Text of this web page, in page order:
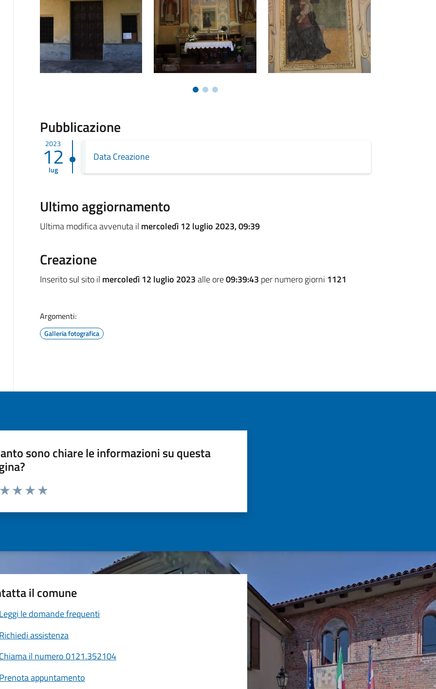
Pubblicazione
2023
12
lug
Data Creazione
Ultimo aggiornamento
Ultima modifica avvenuta il mercoledì 12 luglio 2023, 09:39
Creazione
Inserito sul sito il mercoledì 12 luglio 2023alle ore09:39:43 per numero giorni 1121
Argomenti:
Galleria fotografica
sono chiare le informazioni su questa
da 1 a 5 stelle la pagina
il comune
Leggi le domande frequenti
Richiedi assistenza
Chiama il numero 0121.352104
Prenota appuntamento